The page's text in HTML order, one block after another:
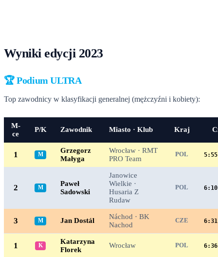
Wyniki edycji 2023
🏆 Podium ULTRA
Top zawodnicy w klasyfikacji generalnej (mężczyźni i kobiety):
M-
ce
P/K Zawodnik Miasto · Klub Kraj
1 M
Grzegorz
Małyga
Wrocław · RMT
PRO Team
POL
2 M
Paweł
Sadowski
Janowice
Wielkie ·
Husaria Z
Rudaw
POL
3 M Jan Dostál
Náchod · BK
Nachod
CZE
1 K
Katarzyna
Florek
Wrocław POL